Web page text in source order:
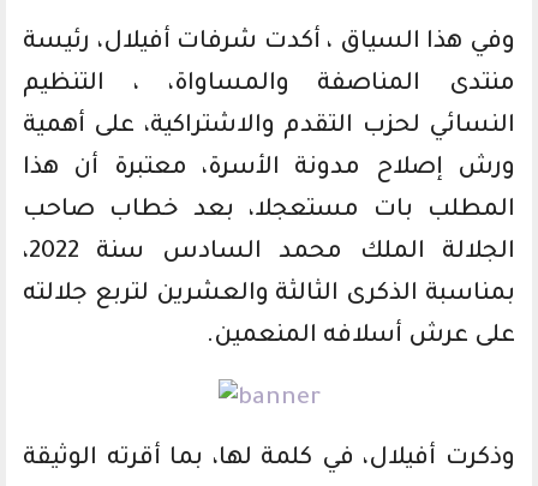
وفي هذا السياق ، أكدت شرفات أفيلال، رئيسة
منتدى المناصفة والمساواة، ، التنظيم
النسائي لحزب التقدم والاشتراكية، على أهمية
ورش إصلاح مدونة الأسرة، معتبرة أن هذا
المطلب بات مستعجلا، بعد خطاب صاحب
الجلالة الملك محمد السادس سنة 2022،
بمناسبة الذكرى الثالثة والعشرين لتربع جلالته
على عرش أسلافه المنعمين.
وذكرت أفيلال، في كلمة لها، بما أقرته الوثيقة